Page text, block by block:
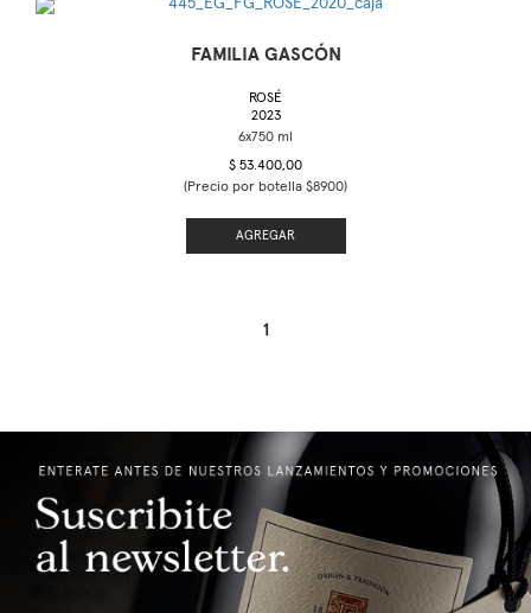
FAMILIA GASCÓN
ROSÉ
2023
$ 53.400,00
(Precio por botella $8900)
AGREGAR
1